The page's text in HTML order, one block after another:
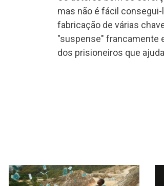
mas não é fácil
fabricação de várias
"suspense" francamente
dos prisioneiros que